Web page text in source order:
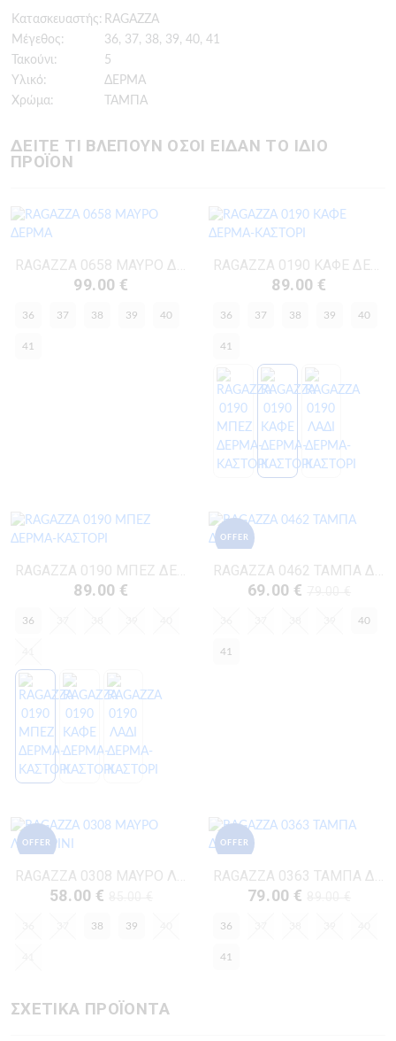
Κατασκευαστής: RAGAZZA
Μέγεθος:
36, 37, 38, 39, 40, 41
Τακούνι:
5
Υλικό:
ΔΕΡΜΑ
Χρώμα:
ΤΑΜΠΑ
ΔΕΙΤΕ ΤΙ ΒΛΕΠΟΥΝ ΟΣΟΙ ΕΙΔΑΝ ΤΟ ΙΔΙΟ
ΠΡΟΪΟΝ
RAGAZZA 0658 ΜΑΥΡΟ ΔΕΡΜΑ
99.00 €
36 37 38 39 40
41
RAGAZZA 0190 ΚΑΦΕ ΔΕΡΜΑ-ΚΑΣΤΟΡΙ
89.00 €
36 37 38 39 40
41
RAGAZZA 0190 ΜΠΕΖ ΔΕΡΜΑ-ΚΑΣΤΟΡΙ
89.00 €
36
OFFER
RAGAZZA 0462 ΤΑΜΠΑ ΔΕΡΜΑ
69.00 €
40
41
OFFER
RAGAZZA 0308 ΜΑΥΡΟ ΛΟΥΣΤΡΙΝΙ
58.00 €
38 39
OFFER
RAGAZZA 0363 ΤΑΜΠΑ ΔΕΡΜΑ
79.00 €
36
41
ΣΧΕΤΙΚΑ ΠΡΟΪΟΝΤΑ